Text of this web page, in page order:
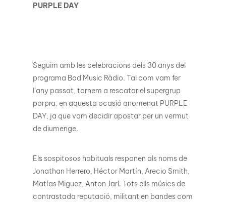
PURPLE DAY
Seguim amb les celebracions dels 30 anys del
programa Bad Music Ràdio. Tal com vam fer
l’any passat, tornem a rescatar el supergrup
porpra, en aquesta ocasió anomenat PURPLE
DAY, ja que vam decidir apostar per un vermut
de diumenge.
Els sospitosos habituals responen als noms de
Jonathan Herrero, Héctor Martín, Arecio Smith,
Matías Miguez, Anton Jarl. Tots ells músics de
contrastada reputació, militant en bandes com